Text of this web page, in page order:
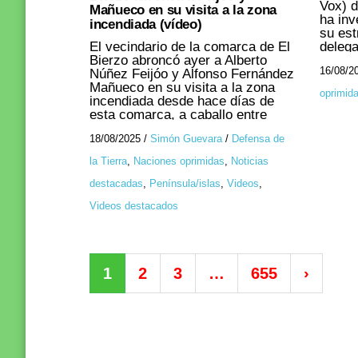
de la alcaldesa, que no paraba de
mirar al grupo de donde salían las
consignas, lo decía todo. Acaban
estos militantes propalestinos ...
2006,
el
de
en lo
Mañueco en su visita a la zona
incendiada (vídeo)
El vecindario de la comarca de El
Bierzo abroncó ayer a Alberto
Núñez Feijóo y Alfonso Fernández
Mañueco en su visita a la zona
incendiada desde hace días de
esta comarca, a caballo entre
18/08/2025 / Simón Guevara / Defensa de
la Tierra Naciones oprimidas
Noticias
destacadas
Península/islas Videos
Videos destacados
Vox)
ha
su
la
16/08/
1 2 3 … 655 ›